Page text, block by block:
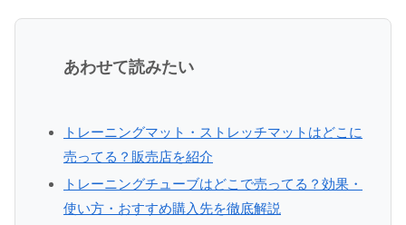
あわせて読みたい
トレーニングマット・ストレッチマットはどこに
売ってる？販売店を紹介
トレーニングチューブはどこで売ってる？効果・
使い方・おすすめ購入先を徹底解説